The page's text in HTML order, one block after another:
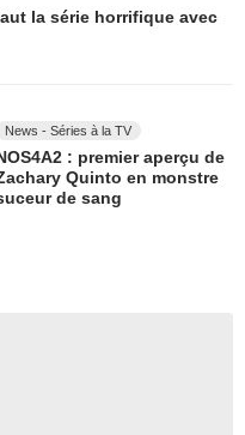
la série horrifique avec
News - Séries à la TV
: premier aperçu de
Quinto en monstre
de sang